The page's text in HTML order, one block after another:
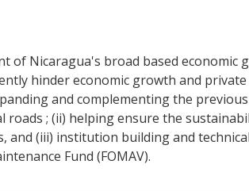
of Nicaragua's broad based economic
hinder economic growth and
and complementing the
; (ii) helping ensure the
(iii) institution building and
Fund (FOMAV).